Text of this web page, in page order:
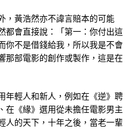
，黃浩然亦不諱言賠本的可能
都會直接說：「第一：你付出這
你不是借錢給我，所以我是不會
那部電影的創作或製作，這是在
年輕人和新人，例如在《逆》聘
在《緣》選用從未擔任電影男主
人的天下，十年之後，當老一輩